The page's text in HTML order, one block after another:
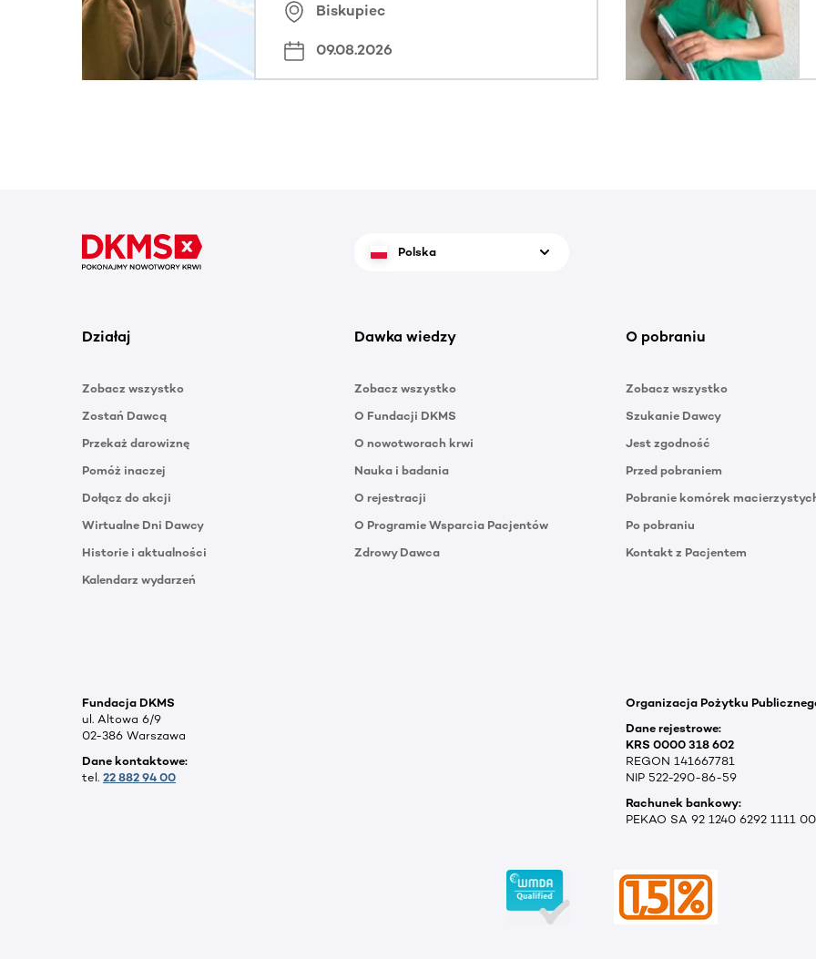
Biskupiec
09.08.2026
Polska
Działaj
Zobacz wszystko
Zostań Dawcą
Przekaż darowiznę
Pomóż inaczej
Dołącz do akcji
Wirtualne Dni Dawcy
Historie i aktualności
Kalendarz wydarzeń
Dawka wiedzy
Zobacz wszystko
O Fundacji DKMS
O nowotworach krwi
Nauka i badania
O rejestracji
O Programie Wsparcia Pacjentów
Zdrowy Dawca
O pobraniu
Zobacz wszystko
Szukanie Dawcy
Jest zgodność
Przed pobraniem
Pobranie komórek
Po pobraniu
Kontakt z Pacjentem
Fundacja DKMS
ul. Altowa 6/9
02-386 Warszawa
Dane kontaktowe:
tel. 22 882 94 00
Organizacja Pożytku
Dane rejestrowe:
KRS 0000 318 602
REGON 141667781
NIP 522-290-86-59
Rachunek bankowy:
PEKAO SA 92 1240 6292 1111